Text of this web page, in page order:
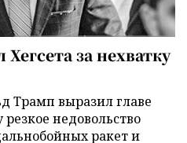
за нехватку
Трамп выразил главе
недовольство
ракет и